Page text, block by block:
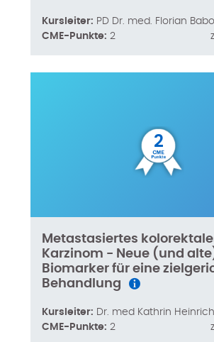
Kursleiter: PD Dr. med. Florian
CME-Punkte: 2
2
Metastasiertes
Karzinom - Neue (und
Biomarker für eine
Behandlung
Kursleiter: Dr. med Kathrin Heinrich
CME-Punkte: 2